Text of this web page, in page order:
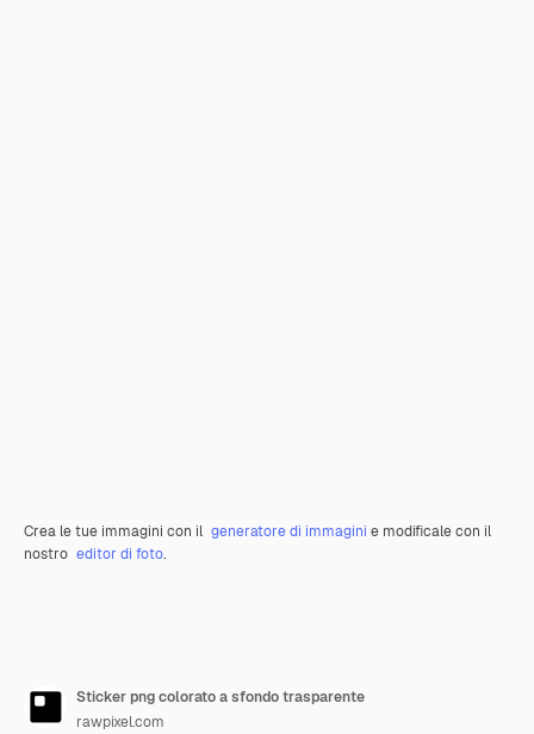
Crea le tue immagini con il generatore di immagini e modificale con il
nostro editor di foto.
Sticker png colorato a sfondo trasparente
rawpixel.com